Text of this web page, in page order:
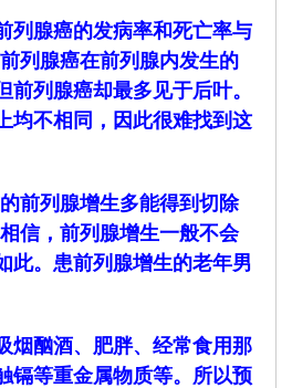
列腺癌的发病率和死亡率与
列腺癌在前列腺内发生的
列腺癌却最多见于后叶。
均不相同，因此很难找到这
前列腺增生多能得到切除
信，前列腺增生一般不会
此。患前列腺增生的老年男
烟酗酒、肥胖、经常食用那
镉等重金属物质等。所以预